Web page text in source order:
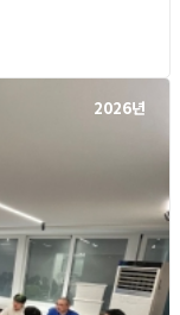
2026년